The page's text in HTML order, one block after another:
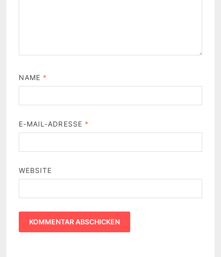
NAME *
E-MAIL-ADRESSE *
WEBSITE